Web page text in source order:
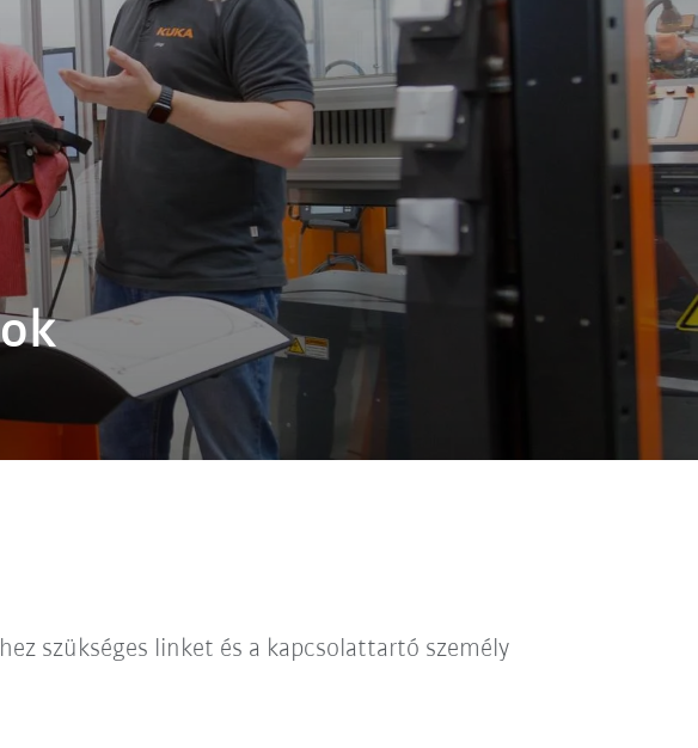
szükséges linket és a kapcsolattartó személy